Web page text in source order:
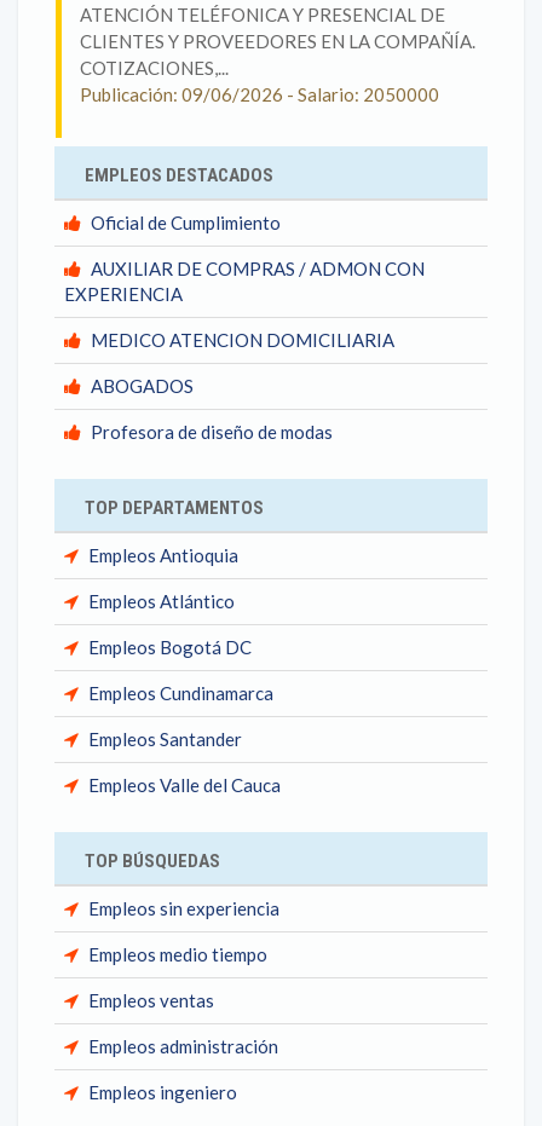
ATENCIÓN TELÉFONICA Y PRESENCIAL DE
CLIENTES Y PROVEEDORES EN LA COMPAÑÍA.
COTIZACIONES,...
Publicación: 09/06/2026 - Salario: 2050000
EMPLEOS DESTACADOS
Oficial de Cumplimiento
AUXILIAR DE COMPRAS / ADMON CON
EXPERIENCIA
MEDICO ATENCION DOMICILIARIA
ABOGADOS
Profesora de diseño de modas
TOP DEPARTAMENTOS
Empleos Antioquia
Empleos Atlántico
Empleos Bogotá DC
Empleos Cundinamarca
Empleos Santander
Empleos Valle del Cauca
TOP BÚSQUEDAS
Empleos sin experiencia
Empleos medio tiempo
Empleos ventas
Empleos administración
Empleos ingeniero